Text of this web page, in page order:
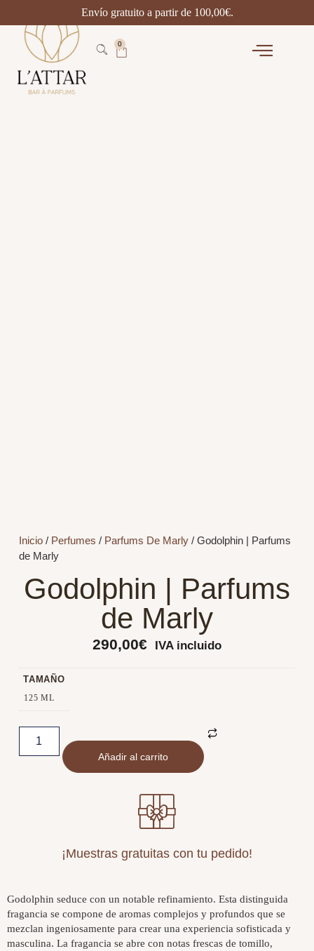
0
Inicio/ Perfumes / Parfums De Marly/ Godolphin | Parfums
de Marly
Godolphin | Parfums
de Marly
290,00€ IVA incluido
TAMAÑO
125 ML
Añadir al carrito
¡Muestras gratuitas con tu pedido!
Godolphin seduce con un notable refinamiento. Esta distinguida
fragancia se compone de aromas complejos y profundos que se
mezclan ingeniosamente para crear una experiencia sofisticada y
masculina. La fragancia se abre con notas frescas de tomillo,
Envío gratuito a partir de 100,00€.